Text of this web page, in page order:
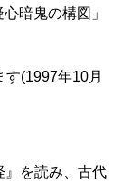
暗鬼の構図」
(1997年10月
を読み、古代